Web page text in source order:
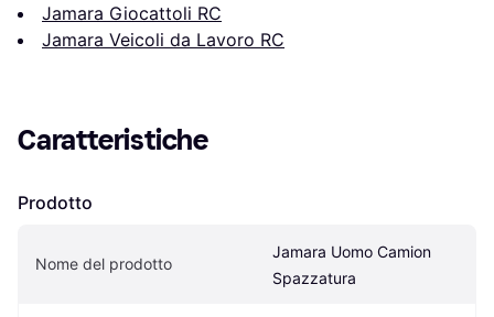
Jamara Giocattoli RC
Jamara Veicoli da Lavoro RC
Caratteristiche
Prodotto
Nome del prodotto
Jamara Uomo Camion
Spazzatura